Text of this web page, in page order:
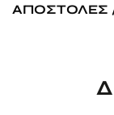
ΑΠΟΣΤΟΛΈΣ